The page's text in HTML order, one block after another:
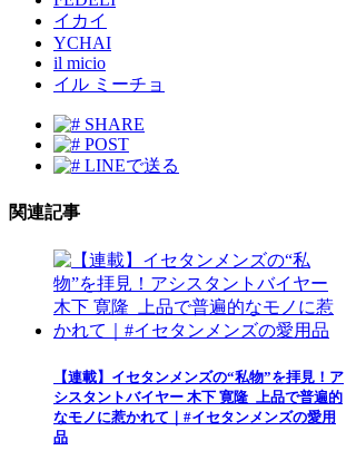
イカイ
YCHAI
il micio
イル ミーチョ
SHARE
POST
LINEで送る
関連記事
【連載】イセタンメンズの“私物”を拝見！ア
シスタントバイヤー 木下 寛隆_上品で普遍的
なモノに惹かれて｜#イセタンメンズの愛用
品